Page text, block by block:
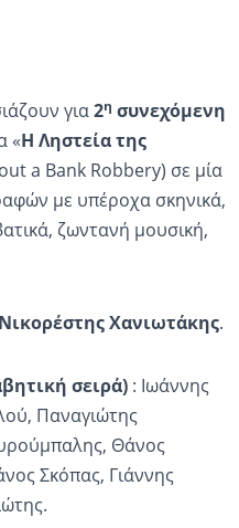
για2η συνεχόμενη
«Η Ληστεία της
a Bank Robbery) σε μία
με υπέροχα σκηνικά,
ζωντανή μουσική,
Νικορέστης Χανιωτάκης.
σειρά): Ιωάννης
Παναγιώτης
Θάνος
Σκόπας, Γιάννης